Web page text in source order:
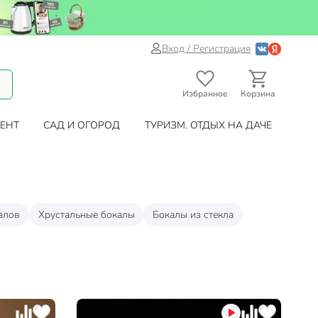
Вход / Регистрация
Избранное Корзина
САД И ОГОРОД ТУРИЗМ. ОТДЫХ НА ДАЧЕ
Хрустальные бокалы
Бокалы из стекла